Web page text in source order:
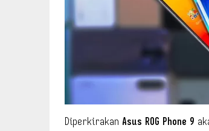
Diperkirakan Asus ROG Phone 9